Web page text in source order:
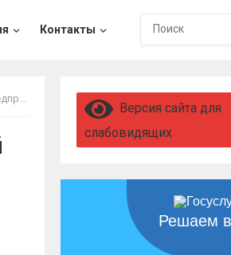
Контакты
Версия сайта для
слабовидящих
Решаем